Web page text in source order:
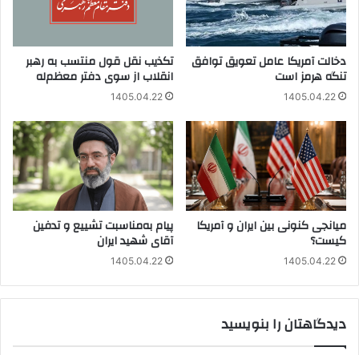
دخالت آمریکا عامل تعویق توافق
تنگه هرمز است
1405.04.22
تکذیب نقل قول منتسب به رهبر
انقلاب از سوی دفتر معظم‌له
1405.04.22
میانجی کنونی بین ایران و آمریکا
کیست؟
1405.04.22
پیام به‌مناسبت تشییع و تدفین
آقای شهید ایران
1405.04.22
دیدگاهتان را بنویسید